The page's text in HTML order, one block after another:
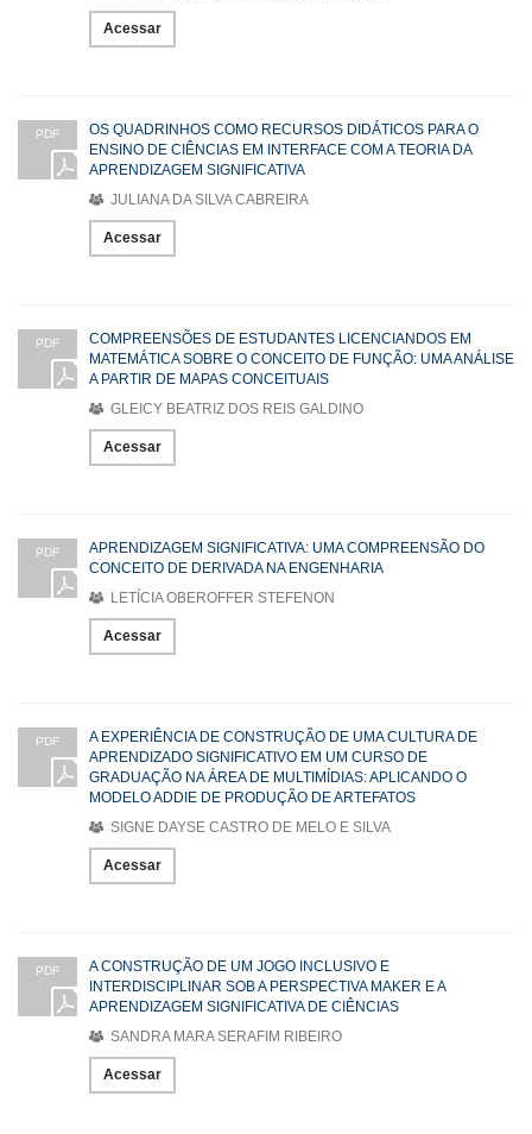
Acessar
PDF
OS QUADRINHOS COMO RECURSOS DIDÁTICOS PARA O
ENSINO DE CIÊNCIAS EM INTERFACE COM A TEORIA DA
APRENDIZAGEM SIGNIFICATIVA
JULIANA DA SILVA CABREIRA
Acessar
PDF
COMPREENSÕES DE ESTUDANTES LICENCIANDOS EM
MATEMÁTICA SOBRE O CONCEITO DE FUNÇÃO: UMA ANÁLISE
A PARTIR DE MAPAS CONCEITUAIS
GLEICY BEATRIZ DOS REIS GALDINO
Acessar
PDF
APRENDIZAGEM SIGNIFICATIVA: UMA COMPREENSÃO DO
CONCEITO DE DERIVADA NA ENGENHARIA
LETÍCIA OBEROFFER STEFENON
Acessar
PDF
A EXPERIÊNCIA DE CONSTRUÇÃO DE UMA CULTURA DE
APRENDIZADO SIGNIFICATIVO EM UM CURSO DE
GRADUAÇÃO NA ÁREA DE MULTIMÍDIAS: APLICANDO O
MODELO ADDIE DE PRODUÇÃO DE ARTEFATOS
SIGNE DAYSE CASTRO DE MELO E SILVA
Acessar
PDF
A CONSTRUÇÃO DE UM JOGO INCLUSIVO E
INTERDISCIPLINAR SOB A PERSPECTIVA MAKER E A
APRENDIZAGEM SIGNIFICATIVA DE CIÊNCIAS
SANDRA MARA SERAFIM RIBEIRO
Acessar